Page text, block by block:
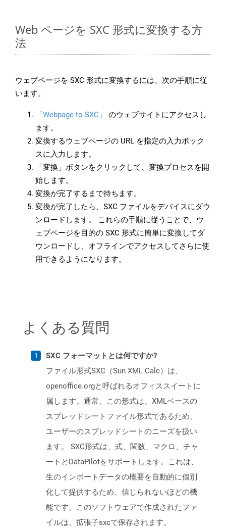
Web ページを SXC 形式に変換する方
法
ウェブページを SXC 形式に変換するには、次の手順に従
います。
「Webpage to SXC」
のウェブサイトにアクセスし
ます。
変換するウェブページの URL を指定の入力ボック
スに入力します。
「変換」ボタンをクリックして、変換プロセスを開
始します。
変換が完了するまで待ちます。
変換が完了したら、SXC ファイルをデバイスにダウ
ンロードします。 これらの手順に従うことで、ウ
ェブページを目的の SXC 形式に簡単に変換してダ
ウンロードし、オフラインでアクセスしてさらに使
用できるようになります。
よくある質問
SXC フォーマットとは何ですか?
ファイル形式SXC（Sun XML Calc）は、
openoffice.orgと呼ばれるオフィススイートに
属します。通常、この形式は、XMLベースの
スプレッドシートファイル形式であるため、
ユーザーのスプレッドシートのニーズを扱い
ます。 SXC形式は、式、関数、マクロ、チャ
ートとDataPilotをサポートします。これは、
生のインポートデータの概要を自動的に個別
化して提供するため、信じられないほどの機
能です。このソフトウェアで作成されたファ
イルは、拡張子sxcで保存されます。